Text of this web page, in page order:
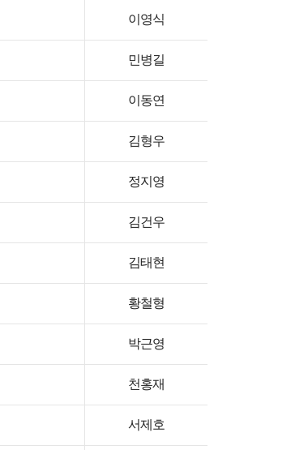
이영식
민병길
이동연
김형우
정지영
김건우
김태현
황철형
박근영
천홍재
서제호